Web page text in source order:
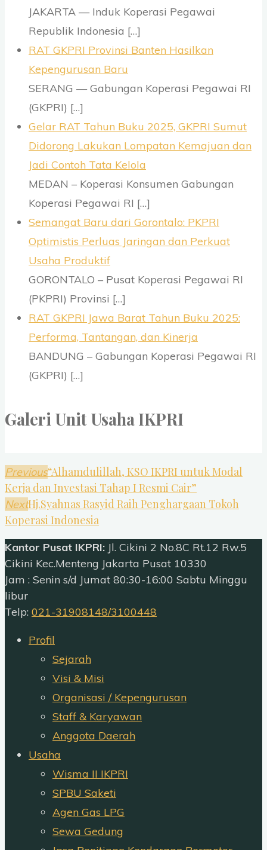
JAKARTA — Induk Koperasi Pegawai
Republik Indonesia […]
RAT GKPRI Provinsi Banten Hasilkan
Kepengurusan Baru
SERANG — Gabungan Koperasi Pegawai RI
(GKPRI) […]
Gelar RAT Tahun Buku 2025, GKPRI Sumut
Didorong Lakukan Lompatan Kemajuan dan
Jadi Contoh Tata Kelola
MEDAN – Koperasi Konsumen Gabungan
Koperasi Pegawai RI […]
Semangat Baru dari Gorontalo: PKPRI
Optimistis Perluas Jaringan dan Perkuat
Usaha Produktif
GORONTALO – Pusat Koperasi Pegawai RI
(PKPRI) Provinsi […]
RAT GKPRI Jawa Barat Tahun Buku 2025:
Performa, Tantangan, dan Kinerja
BANDUNG – Gabungan Koperasi Pegawai RI
(GKPRI) […]
Galeri Unit Usaha IKPRI
Previous“Alhamdulillah, KSO IKPRI untuk Modal
Kerja dan Investasi Tahap I Resmi Cair”
NextHj.Syahnas Rasyid Raih Penghargaan Tokoh
Koperasi Indonesia
Kantor Pusat IKPRI: Jl. Cikini 2 No.8C Rt.12 Rw.5
Cikini Kec.Menteng Jakarta Pusat 10330
Jam : Senin s/d Jumat 80:30-16:00 Sabtu Minggu
libur
Telp: 021-31908148/3100448
Profil
Sejarah
Visi & Misi
Organisasi / Kepengurusan
Staff & Karyawan
Anggota Daerah
Usaha
Wisma II IKPRI
SPBU Saketi
Agen Gas LPG
Sewa Gedung